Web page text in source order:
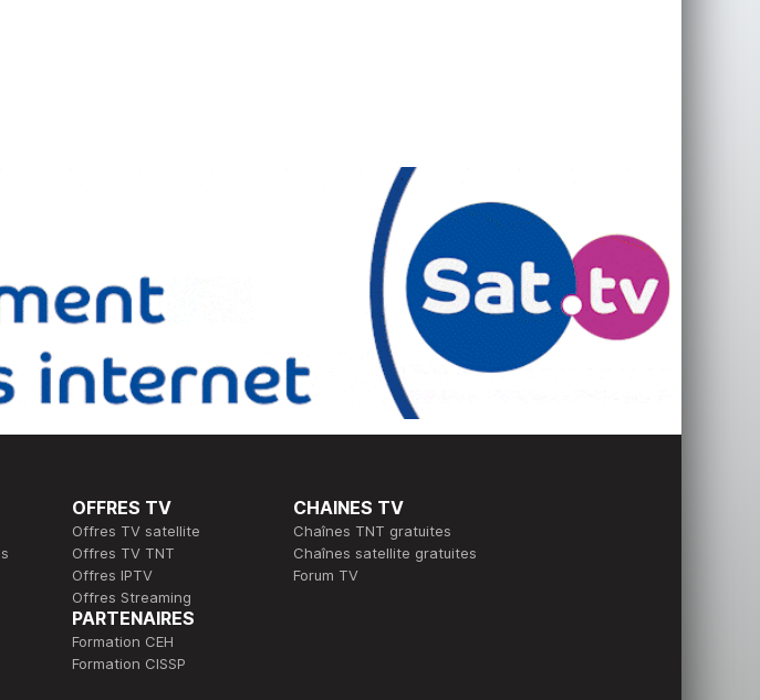
OFFRES TV
Offres TV satellite
Offres TV TNT
Offres IPTV
Offres Streaming
CHAINES TV
Chaînes TNT gratuites
Chaînes satellite gratuites
Forum TV
PARTENAIRES
Formation CEH
Formation CISSP